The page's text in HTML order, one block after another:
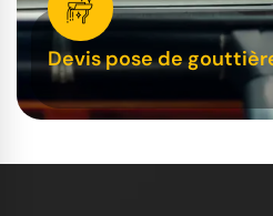
Devis pose de